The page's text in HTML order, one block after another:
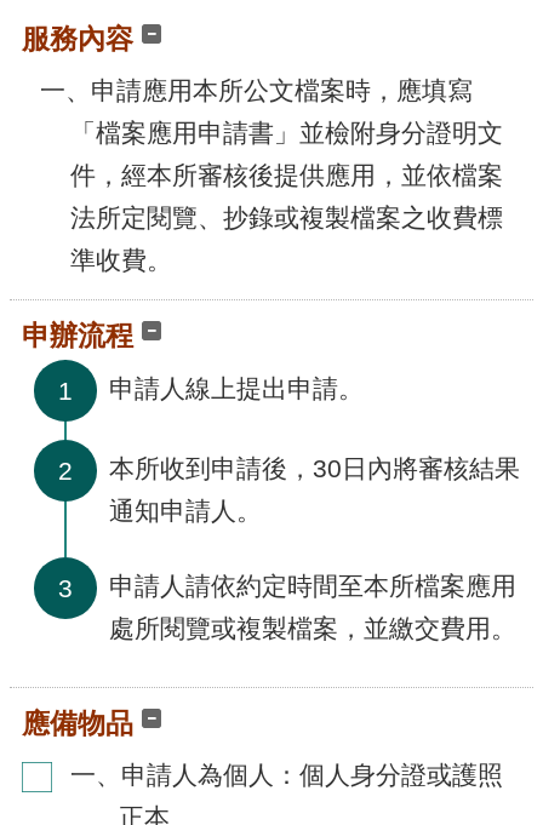
GOV
智服務內容
一、申請應用本所公文檔案時，應填寫
「檔案應用申請書」並檢附身分證明文
件，經本所審核後提供應用，並依檔案
法所定閱覽、抄錄或複製檔案之收費標
準收費。
申辦流程
1 申請人線上提出申請。
2
本所收到申請後，30日內將審核結果
通知申請人。
3
申請人請依約定時間至本所檔案應用
處所閱覽或複製檔案，並繳交費用。
應備物品
一、申請人為個人：個人身分證或護照
正本